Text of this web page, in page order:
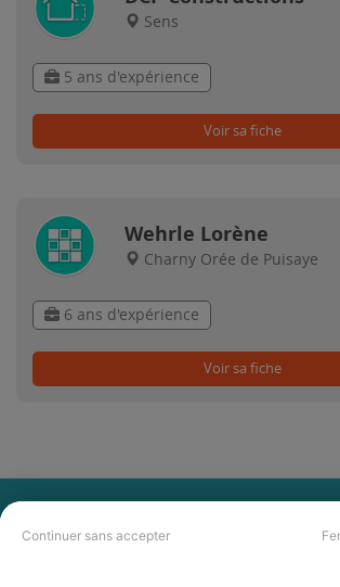
Continuer sans accepter
Sens
5 ans d'expérience
Voir sa fiche
Wehrle Lorène
Charny Orée de Puisaye
6 ans d'expérience
Voir sa fiche
PAS LE